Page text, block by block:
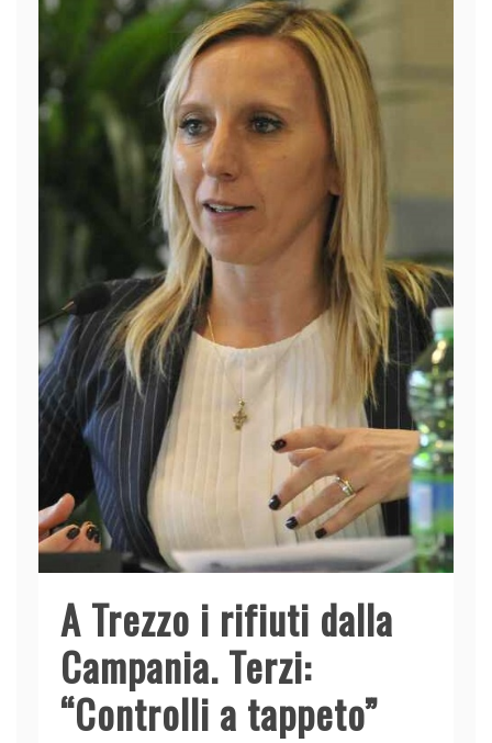
A Trezzo i rifiuti dalla
Campania. Terzi:
“Controlli a tappeto”